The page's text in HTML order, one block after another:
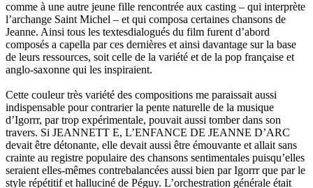
comme à une autre jeune fille rencontrée aux casting – qui interprète
l’archange Saint Michel – et qui composa certaines chansons de
Jeanne. Ainsi tous les textesdialogués du film furent d’abord
composés a capella par ces dernières et ainsi davantage sur la base
de leurs ressources, soit celle de la variété et de la pop française et
anglo-saxonne qui les inspiraient.
Cette couleur très variété des compositions me paraissait aussi
indispensable pour contrarier la pente naturelle de la musique
d’Igorrr, par trop expérimentale, pouvait aussi tomber dans son
travers. Si JEANNETT E, L’ENFANCE DE JEANNE D’ARC
devait être détonante, elle devait aussi être émouvante et allait sans
crainte au registre populaire des chansons sentimentales puisqu’elles
seraient elles-mêmes contrebalancées aussi bien par Igorrr que par le
style répétitif et halluciné de Péguy. L’orchestration générale était